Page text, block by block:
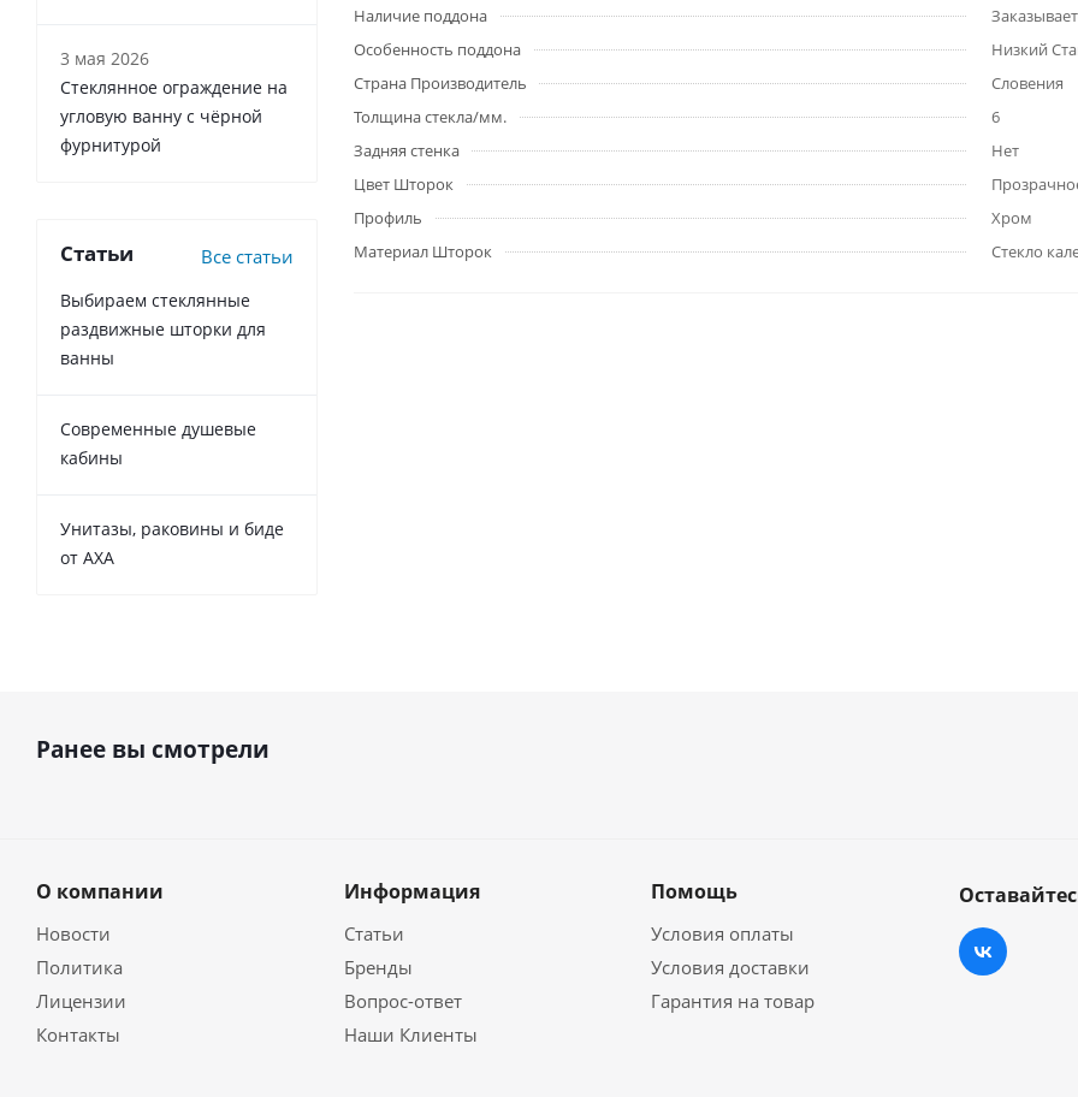
Наличие поддона
Особенность поддона
Низкий
Страна Производитель
Словения
Толщина стекла/мм.
6
Задняя стенка
Нет
Цвет Шторок
Профиль
Хром
Материал Шторок
Стекло
3 мая 2026
Стеклянное ограждение на
угловую ванну с чёрной
фурнитурой
Статьи Все статьи
Выбираем стеклянные
раздвижные шторки для
ванны
Современные душевые
кабины
Унитазы, раковины и биде
от AXA
Ранее вы смотрели
О компании
Новости
Политика
Лицензии
Контакты
Информация
Статьи
Бренды
Вопрос-ответ
Наши Клиенты
Помощь
Условия оплаты
Условия доставки
Гарантия на товар